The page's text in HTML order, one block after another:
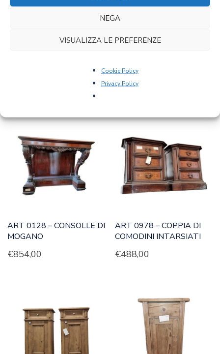
NEGA
VISUALIZZA LE PREFERENZE
Cookie Policy
Privacy Policy
PRODOTTI CORRELATI
ART 0128 – CONSOLLE DI
MOGANO
€854,00
ART 0978 – COPPIA DI
COMODINI INTARSIATI
€488,00